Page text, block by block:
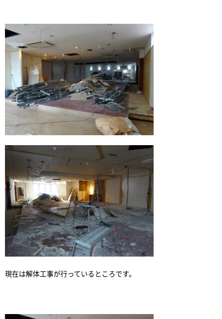
現在は解体工事が行っているところです。